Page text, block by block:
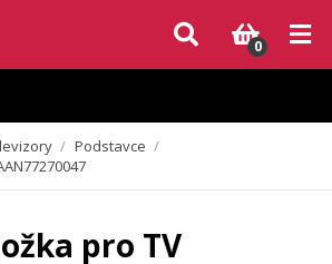
se může dodání dílů, které nejsou skladem,
Děkujeme za pochopení.
0
/ Podstavce /
pro TV